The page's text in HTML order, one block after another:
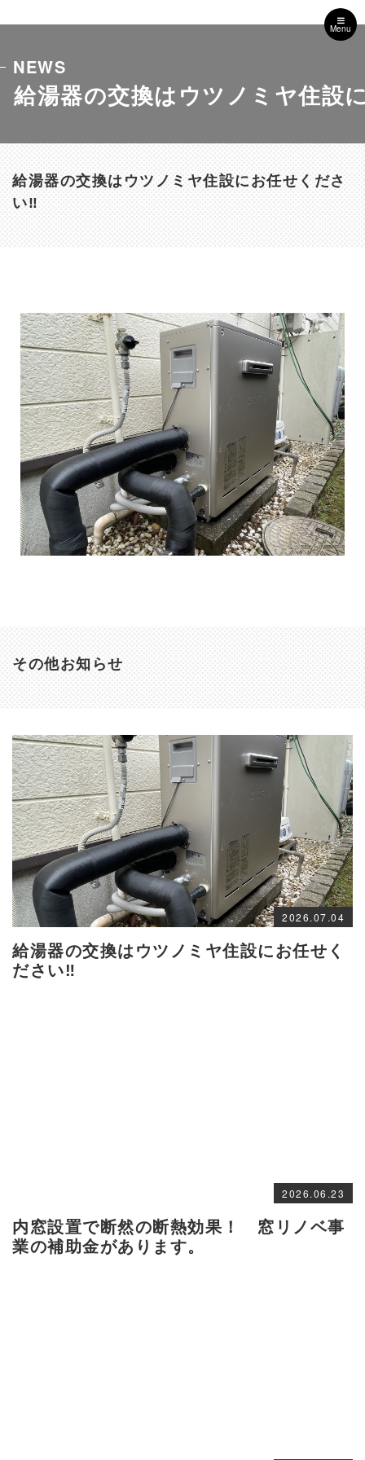
Menu
給湯器の交換はウツノミヤ住設
NEWS
給湯器の交換はウツノミヤ住設にお任せくださ
い‼
その他お知らせ
2026.07.04
給湯器の交換はウツノミヤ住設にお任せく
ださい‼
2026.06.23
内窓設置で断然の断熱効果！ 窓リノベ事
業の補助金があります。